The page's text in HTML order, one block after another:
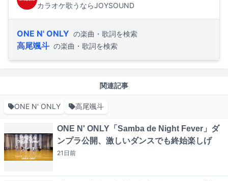
カラオケ歌うならJOYSOUND
ONE N' ONLY の楽曲・歌詞を検索
高尾颯斗 の楽曲・歌詞を検索
関連記事
ONE N' ONLY 高尾颯斗
ONE N' ONLY「Samba de Night Fever」ダ
ンプラ公開、激しいダンスでも終始楽しげ
21日前